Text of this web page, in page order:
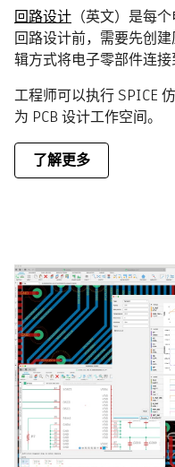
回路设计 （英文）是每
回路设计前，需要先创
辑方式将电子零部件连接
工程师可以执行 SPICE
为 PCB 设计工作空间。
了解更多